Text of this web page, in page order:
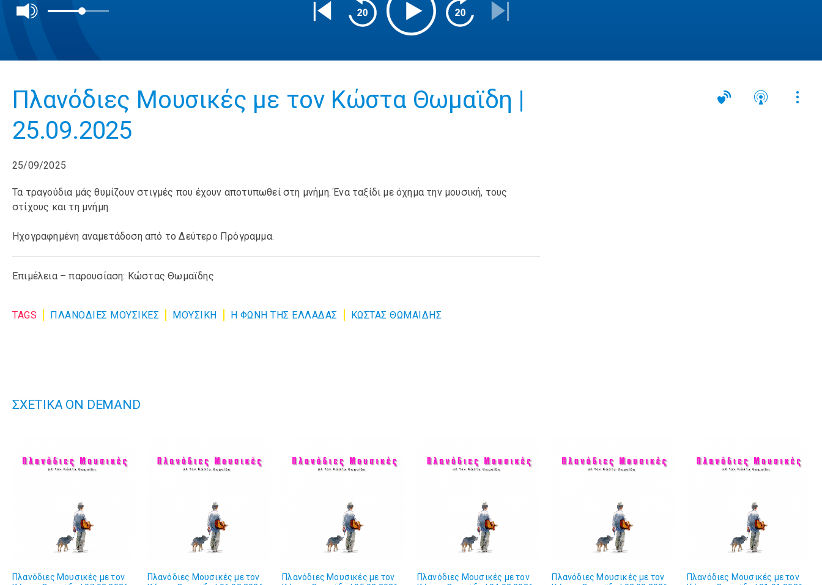
Πλανόδιες Mουσικές με τον Κώστα Θωμαϊδη |
25.09.2025
25/09/2025
Τα τραγούδια μάς θυμίζουν στιγμές που έχουν αποτυπωθεί στη μνήμη. Ένα ταξίδι με όχημα την μουσική, τους
στίχους και τη μνήμη.
Ηχογραφημένη αναμετάδοση από το Δεύτερο Πρόγραμμα.
Επιμέλεια – παρουσίαση: Κώστας Θωμαϊδης
TAGS ΠΛΑΝΟΔΙΕΣ ΜΟΥΣΙΚΕΣ ΜΟΥΣΙΚΉ Η ΦΩΝΗ ΤΗΣ ΕΛΛΑΔΑΣ ΚΩΣΤΑΣ ΘΩΜΑΙΔΗΣ
ΣΧΕΤΙΚΑ ON DEMAND
Πλανόδιες Mουσικές με τον
Πλανόδιες Mουσικές με τον
Πλανόδιες Mουσικές με τον
Πλανόδιες Mουσικές με τον
Πλανόδιες Mουσικές με τον
Πλανόδιες Mουσικές με τον